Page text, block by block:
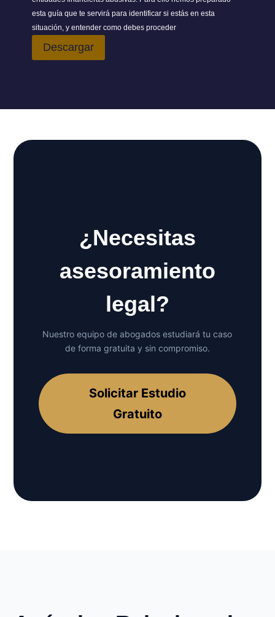
esta guía que te servirá para identificar si estás en esta
situación, y entender como debes proceder
Descargar
¿Necesitas
asesoramiento
legal?
Nuestro equipo de abogados estudiará tu caso
de forma gratuita y sin compromiso.
Solicitar Estudio
Gratuito